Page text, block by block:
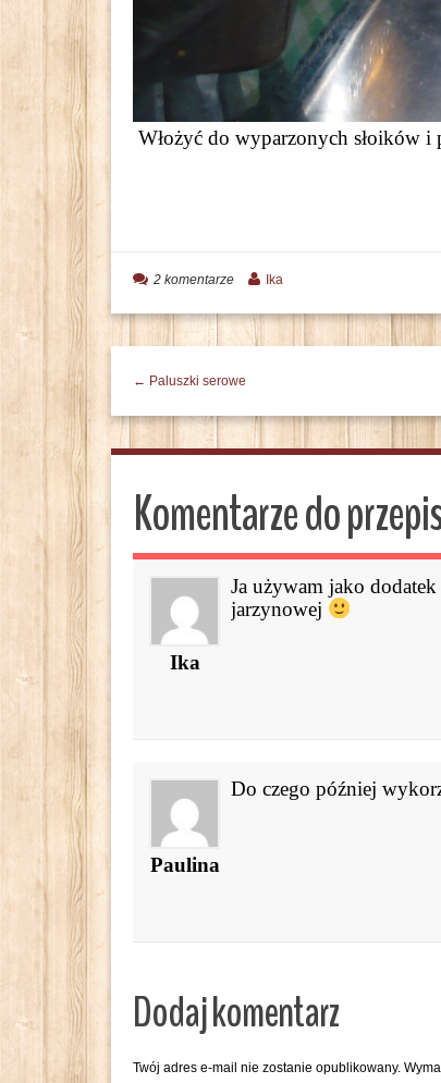
Włożyć do wyparzonych słoików i
2 komentarze Ika
← Paluszki serowe
Komentarze do
Ika
Ja używam jako
jarzynowej
Paulina
Do czego później
Dodaj komentarz
Twój adres e-mail nie zostanie opublikowany.